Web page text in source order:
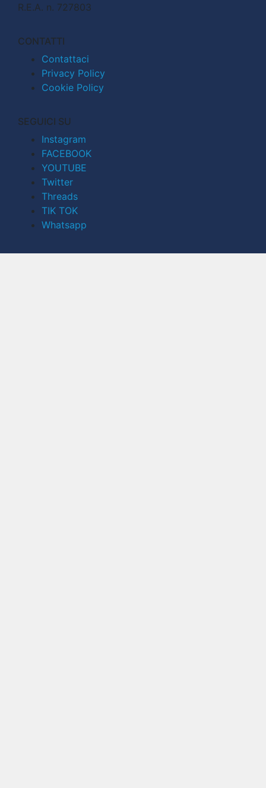
R.E.A. n. 727803
CONTATTI
Contattaci
Privacy Policy
Cookie Policy
SEGUICI SU
Instagram
FACEBOOK
YOUTUBE
Twitter
Threads
TIK TOK
Whatsapp